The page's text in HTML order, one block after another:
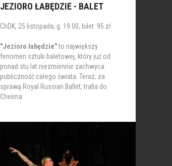
JEZIORO ŁABĘDZIE - BALET
ChDK, 25 listopada, g. 19.00, bilet: 95 zł
"Jezioro łabędzie"to największy
fenomen sztuki baletowej, który już od
ponad stu lat niezmiennie zachwyca
publiczność całego świata. Teraz, za
sprawą Royal Russian Ballet, trafia do
Chełma.